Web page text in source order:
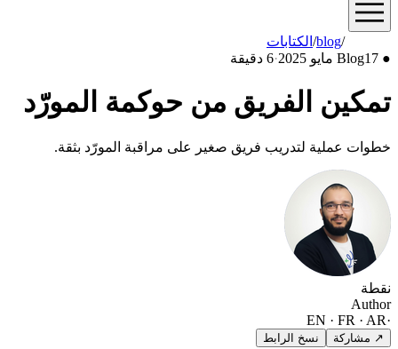
الكتابات/blog
●
Blog 17 مايو 2025 ·6 دقيقة
تمكين الفريق من حوكمة المورّد
خطوات عملية لتدريب فريق صغير على مراقبة المورّد بثقة.
نقطة
Author
EN · FR · AR
↗ مشاركة نسخ الرابط